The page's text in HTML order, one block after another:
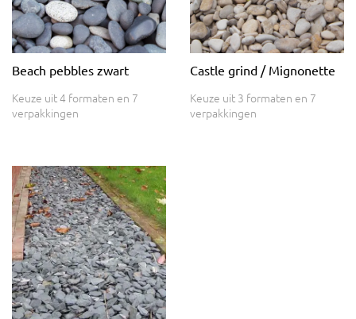
Beach pebbles zwart
Keuze uit 4 formaten en 7
verpakkingen
Castle grind / Mignonette
Keuze uit 3 formaten en 7
verpakkingen